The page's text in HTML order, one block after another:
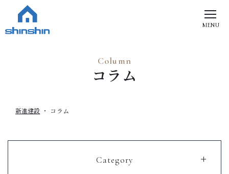
MENU
Column
コラム
新進建設 コラム
Category